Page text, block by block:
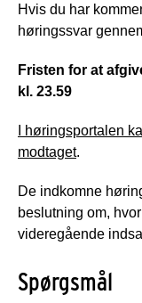
Hvis du har
høringssvar
Fristen for at
kl. 23.59
I høringsportalen
modtaget.
De indkomne
beslutning om,
videregående
Spørgsmål